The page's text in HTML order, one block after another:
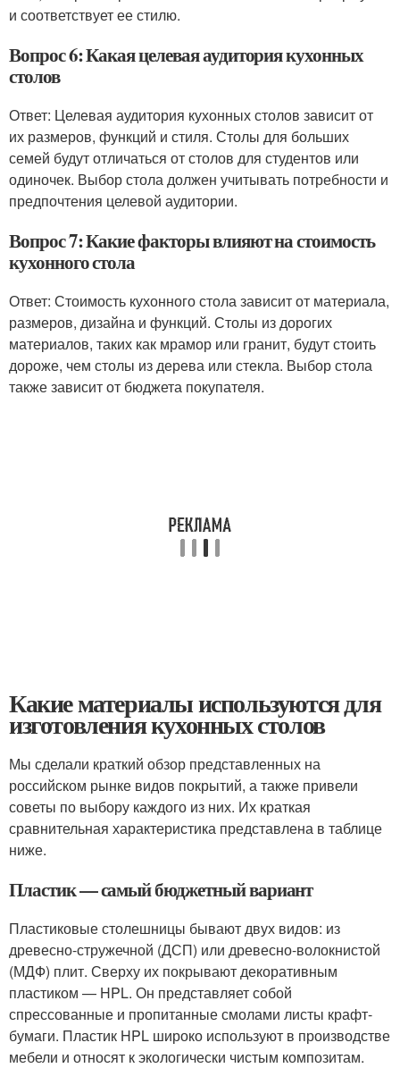
и соответствует ее стилю.
Вопрос 6: Какая целевая аудитория кухонных
столов
Ответ: Целевая аудитория кухонных столов зависит от
их размеров, функций и стиля. Столы для больших
семей будут отличаться от столов для студентов или
одиночек. Выбор стола должен учитывать потребности и
предпочтения целевой аудитории.
Вопрос 7: Какие факторы влияют на стоимость
кухонного стола
Ответ: Стоимость кухонного стола зависит от материала,
размеров, дизайна и функций. Столы из дорогих
материалов, таких как мрамор или гранит, будут стоить
дороже, чем столы из дерева или стекла. Выбор стола
также зависит от бюджета покупателя.
Какие материалы используются для
изготовления кухонных столов
Мы сделали краткий обзор представленных на
российском рынке видов покрытий, а также привели
советы по выбору каждого из них. Их краткая
сравнительная характеристика представлена в таблице
ниже.
Пластик — самый бюджетный вариант
Пластиковые столешницы бывают двух видов: из
древесно-стружечной (ДСП) или древесно-волокнистой
(МДФ) плит. Сверху их покрывают декоративным
пластиком — HPL. Он представляет собой
спрессованные и пропитанные смолами листы крафт-
бумаги. Пластик HPL широко используют в производстве
мебели и относят к экологически чистым композитам.